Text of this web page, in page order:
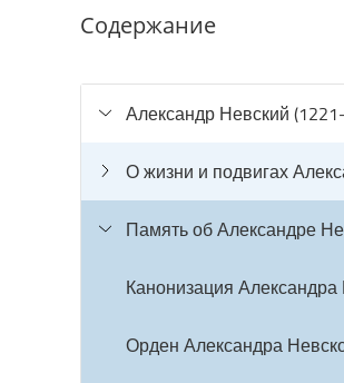
Содержание
Александр Невский
О жизни и подвигах
Память об Александре
Канонизация Александра
Орден Александра